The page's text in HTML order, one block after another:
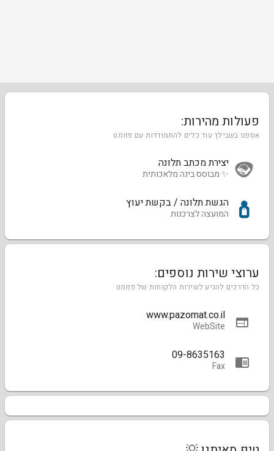
פעולות מהירות:
אספנו בשבילך עוד כלים להתמודדות עם פזומט
יצירת מכתב תלונה
✨ מבוסס בינה מלאכותית
הגשת תלונה / בקשת יעוץ
המועצה לצרכנות
ערוצי שירות נוספים:
כל הדרכים להגיע לשירות הלקוחות של פזומט
www.pazomat.co.il
WebSite
09-8635163
Fax